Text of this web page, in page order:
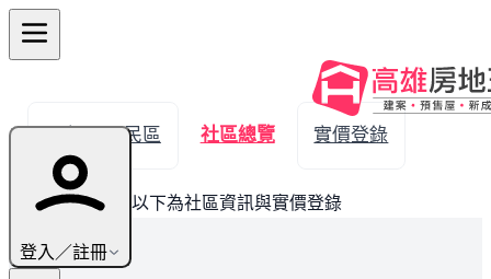
登入／註冊
← 返回三民區 社區總覽 實價登錄
此建案已完銷，以下為社區資訊與實價登錄